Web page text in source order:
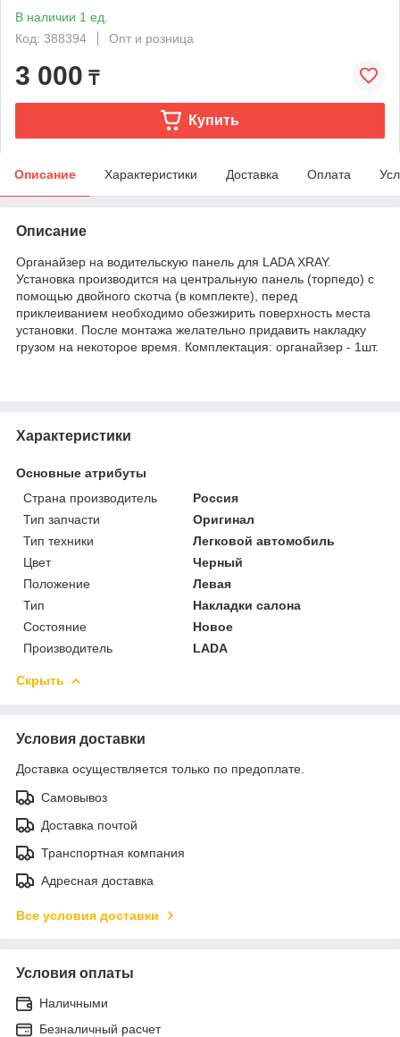
В наличии 1 ед.
Код: 388394
Опт и розница
3 000 ₸
Купить
Описание Характеристики Доставка Оплата
Описание
Органайзер на водительскую панель для LADA XRAY.
Установка производится на центральную панель (торпедо) с
помощью двойного скотча (в комплекте), перед
приклеиванием необходимо обезжирить поверхность места
установки. После монтажа желательно придавить накладку
грузом на некоторое время. Комплектация: органайзер - 1шт.
Характеристики
Основные атрибуты
Страна производитель
Россия
Тип запчасти
Оригинал
Тип техники
Легковой автомобиль
Цвет
Черный
Положение
Левая
Тип
Накладки салона
Состояние
Новое
Производитель
LADA
Скрыть
Условия доставки
Доставка осуществляется только по предоплате.
Самовывоз
Доставка почтой
Транспортная компания
Адресная доставка
Все условия доставки
Условия оплаты
Наличными
Безналичный расчет